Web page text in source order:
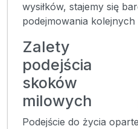
wysiłków, stajemy się
podejmowania kolejnych
Zalety
podejścia
skoków
milowych
Podejście do życia